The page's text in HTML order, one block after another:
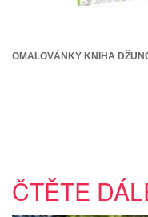
OMALOVÁNKY KNIHA
ČTĚTE